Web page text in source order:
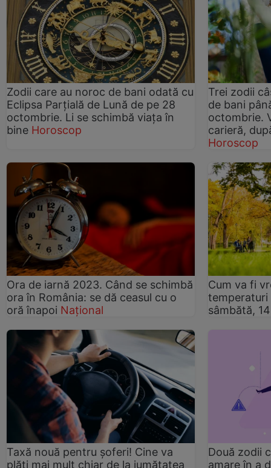
Zodii care au noroc de bani odată cu
Eclipsa Parțială de Lună de pe 28
octombrie. Li se schimbă viața în
bine Horoscop
Trei zodii
de bani
octombrie.
carieră,
Horoscop
Ora de iarnă 2023. Când se schimbă
ora în România: se dă ceasul cu o
oră înapoi Național
Cum va fi
temperaturi
sâmbătă,
Taxă nouă pentru șoferi! Cine va
plăti mai mult chiar de la jumătatea
Două zodii
amare în a